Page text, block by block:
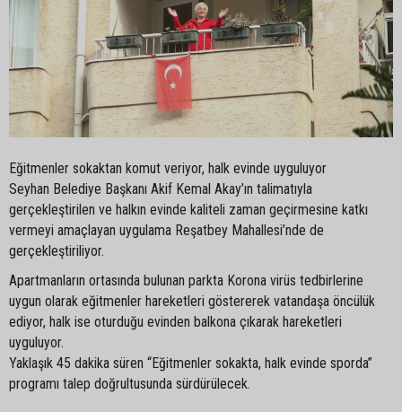
Eğitmenler sokaktan komut veriyor, halk evinde uyguluyor
Seyhan Belediye Başkanı Akif Kemal Akay’ın talimatıyla
gerçekleştirilen ve halkın evinde kaliteli zaman geçirmesine katkı
vermeyi amaçlayan uygulama Reşatbey Mahallesi’nde de
gerçekleştiriliyor.
Apartmanların ortasında bulunan parkta Korona virüs tedbirlerine
uygun olarak eğitmenler hareketleri göstererek vatandaşa öncülük
ediyor, halk ise oturduğu evinden balkona çıkarak hareketleri
uyguluyor.
Yaklaşık 45 dakika süren “Eğitmenler sokakta, halk evinde sporda”
programı talep doğrultusunda sürdürülecek.